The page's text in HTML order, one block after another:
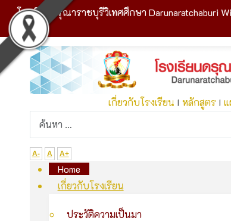
โรงเรียนดรุณาราชบุรีวิเทศศึกษา Darunaratchaburi
เกี่ยวกับโรงเรียน Iหลักสูตร I
A- A A+
Home
เกี่ยวกับโรงเรียน
ประวัติความเป็นมา